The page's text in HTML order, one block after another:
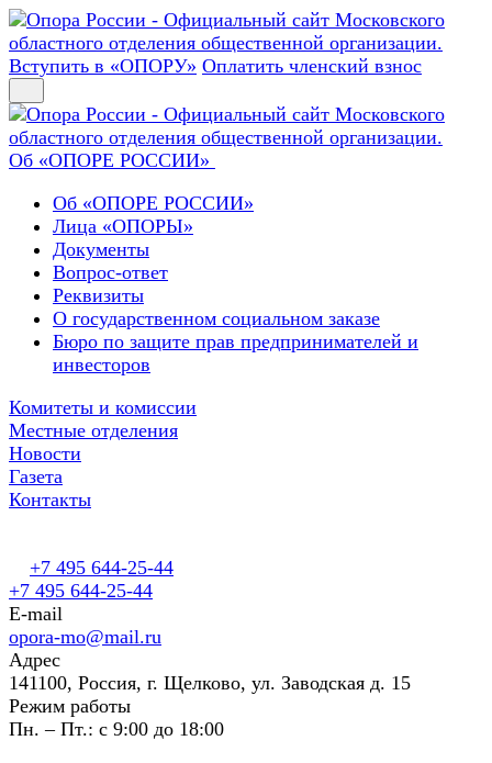
Вступить в «ОПОРУ» Оплатить членский взнос
Об «ОПОРЕ РОССИИ»
Об «ОПОРЕ РОССИИ»
Лица «ОПОРЫ»
Документы
Вопрос-ответ
Реквизиты
О государственном социальном заказе
Бюро по защите прав предпринимателей и
инвесторов
Комитеты и комиссии
Местные отделения
Новости
Газета
Контакты
+7 495 644-25-44
+7 495 644-25-44
E-mail
opora-mo@mail.ru
Адрес
141100, Россия, г. Щелково, ул. Заводская д. 15
Режим работы
Пн. – Пт.: с 9:00 до 18:00